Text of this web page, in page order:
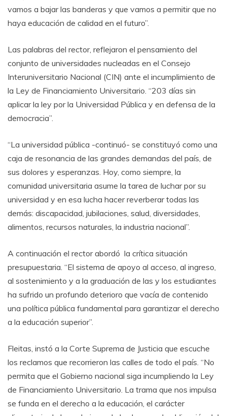
vamos a bajar las banderas y que vamos a permitir que no
haya educación de calidad en el futuro”.
Las palabras del rector, reflejaron el pensamiento del
conjunto de universidades nucleadas en el Consejo
Interuniversitario Nacional (CIN) ante el incumplimiento de
la Ley de Financiamiento Universitario. “203 días sin
aplicar la ley por la Universidad Pública y en defensa de la
democracia”.
“La universidad pública -continuó- se constituyó como una
caja de resonancia de las grandes demandas del país, de
sus dolores y esperanzas. Hoy, como siempre, la
comunidad universitaria asume la tarea de luchar por su
universidad y en esa lucha hacer reverberar todas las
demás: discapacidad, jubilaciones, salud, diversidades,
alimentos, recursos naturales, la industria nacional”.
A continuación el rector abordó la crítica situación
presupuestaria. “El sistema de apoyo al acceso, al ingreso,
al sostenimiento y a la graduación de las y los estudiantes
ha sufrido un profundo deterioro que vacía de contenido
una política pública fundamental para garantizar el derecho
a la educación superior”.
Fleitas, instó a la Corte Suprema de Justicia que escuche
los reclamos que recorrieron las calles de todo el país. “No
permita que el Gobierno nacional siga incumpliendo la Ley
de Financiamiento Universitario. La trama que nos impulsa
se funda en el derecho a la educación, el carácter